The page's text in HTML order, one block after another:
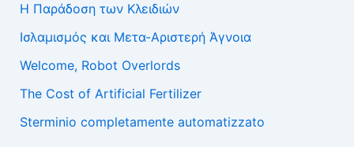
Η Παράδοση των Κλειδιών
Ισλαμισμός και Μετα-Αριστερή Άγνοια
Welcome, Robot Overlords
The Cost of Artificial Fertilizer
Sterminio completamente automatizzato